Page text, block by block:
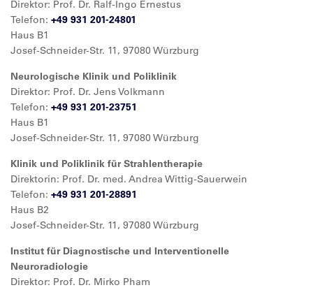
Direktor: Prof. Dr. Ralf-Ingo Ernestus
Telefon: +49 931 201-24801
Haus B1
Josef-Schneider-Str. 11, 97080 Würzburg
Neurologische Klinik und Poliklinik
Direktor: Prof. Dr. Jens Volkmann
Telefon: +49 931 201-23751
Haus B1
Josef-Schneider-Str. 11, 97080 Würzburg
Klinik und Poliklinik für Strahlentherapie
Direktorin: Prof. Dr. med. Andrea Wittig-Sauerwein
Telefon: +49 931 201-28891
Haus B2
Josef-Schneider-Str. 11, 97080 Würzburg
Institut für Diagnostische und Interventionelle
Neuroradiologie
Direktor: Prof. Dr. Mirko Pham